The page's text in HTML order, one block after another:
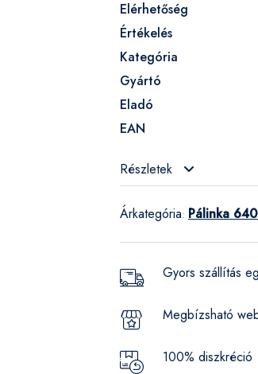
Elérhetőség
Értékelés
Kategória
Gyártó
Eladó
EAN
Részletek
Árkategória: Pálinka
Gyors szállítás
Megbízsható
100% diszkréció